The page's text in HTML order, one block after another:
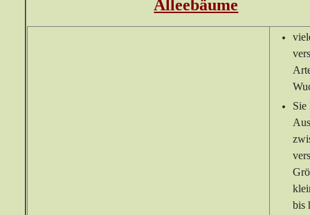
Alleebäume
Sie
bis